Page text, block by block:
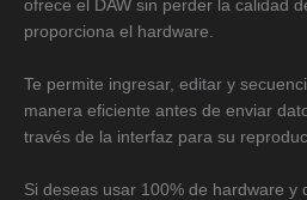
ofrece el DAW sin perder la calidad
proporciona el hardware.
Te permite ingresar, editar y
manera eficiente antes de enviar
través de la interfaz para su
Si deseas usar 100% de hardware y